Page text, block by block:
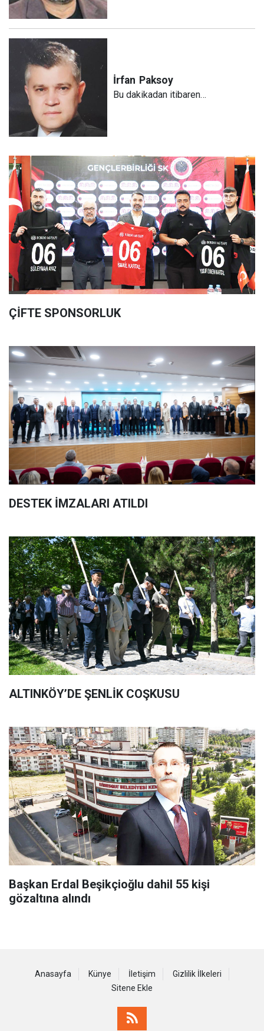
İrfan Paksoy
Bu dakikadan itibaren…
ÇİFTE SPONSORLUK
DESTEK İMZALARI ATILDI
ALTINKÖY’DE ŞENLİK COŞKUSU
Başkan Erdal Beşikçioğlu dahil 55 kişi
gözaltına alındı
Anasayfa Künye İletişim
Gizlilik İlkeleri
Sitene Ekle